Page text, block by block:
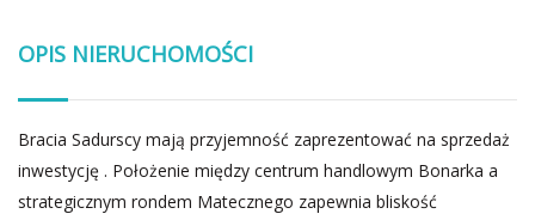
OPIS NIERUCHOMOŚCI
Bracia Sadurscy mają przyjemność zaprezentować na sprzedaż
inwestycję . Położenie między centrum handlowym Bonarka a
strategicznym rondem Matecznego zapewnia bliskość